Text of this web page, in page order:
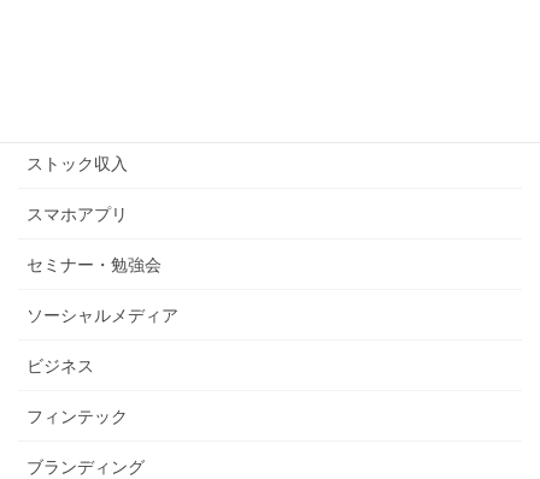
ストック収入
スマホアプリ
セミナー・勉強会
ソーシャルメディア
ビジネス
フィンテック
ブランディング